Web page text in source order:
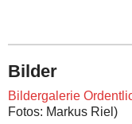
Bilder
Bildergalerie
Fotos: Markus Riel)